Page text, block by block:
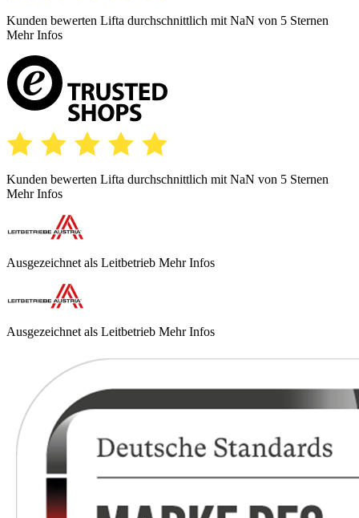
Kunden bewerten Lifta durchschnittlich mit NaN von 5 Sternen
Mehr Infos
Kunden bewerten Lifta durchschnittlich mit NaN von 5 Sternen
Mehr Infos
Ausgezeichnet als Leitbetrieb Mehr Infos
Ausgezeichnet als Leitbetrieb Mehr Infos